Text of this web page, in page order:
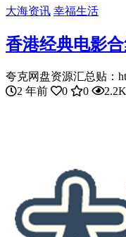
大海资讯 幸福生活
香港经典电影
夸克网盘资源汇总贴：
2 年前
0 0 2.2K